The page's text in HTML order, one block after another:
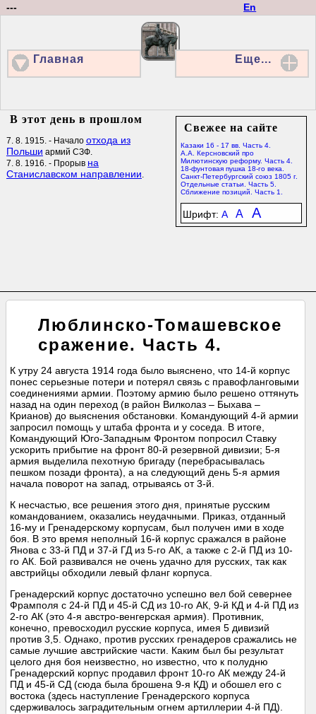
En
---
Главная Еще...
Свежее на сайте
Казаки 16 - 17 вв. Часть 4.
А.А. Керсновский про
Милютинскую реформу. Часть 4.
18-фунтовая пушка 18-го века.
Санкт-Петербургский союз 1805 г.
Отдельные статьи. Часть 5.
Сближение позиций. Часть 1.
Шрифт: A A A
В этот день в прошлом
7. 8. 1915. - Начало отхода из
Польши армий СЗФ.
7. 8. 1916. - Прорыв на
Станиславском направлении.
Люблинско-Томашевское
сражение. Часть 4.
К утру 24 августа 1914 года было выяснено, что 14-й корпус
понес серьезные потери и потерял связь с правофланговыми
соединениями армии. Поэтому армию было решено оттянуть
назад на один переход (в район Вилколаз – Быхава –
Крианов) до выяснения обстановки. Командующий 4-й армии
запросил помощь у штаба фронта и у соседа. В итоге,
Командующий Юго-Западным Фронтом попросил Ставку
ускорить прибытие на фронт 80-й резервной дивизии; 5-я
армия выделила пехотную бригаду (перебрасывалась
пешком позади фронта), а на следующий день 5-я армия
начала поворот на запад, отрываясь от 3-й.
К несчастью, все решения этого дня, принятые русским
командованием, оказались неудачными. Приказ, отданный
16-му и Гренадерскому корпусам, был получен ими в ходе
боя. В это время неполный 16-й корпус сражался в районе
Янова с 33-й ПД и 37-й ГД из 5-го АК, а также с 2-й ПД из 10-
го АК. Бой развивался не очень удачно для русских, так как
австрийцы обходили левый фланг корпуса.
Гренадерский корпус достаточно успешно вел бой севернее
Фрамполя с 24-й ПД и 45-й CД из 10-го АК, 9-й КД и 4-й ПД из
2-го АК (это 4-я австро-венгерская армия). Противник,
конечно, превосходил русские корпуса, имея 5 дивизий
против 3,5. Однако, против русских гренадеров сражались не
самые лучшие австрийские части. Каким был бы результат
целого дня боя неизвестно, но известно, что к полудню
Гренадерский корпус продавил фронт 10-го АК между 24-й
ПД и 45-й СД (сюда была брошена 9-я КД) и обошел его с
востока (здесь наступление Гренадерского корпуса
сдерживалось заградительным огнем артиллерии 4-й ПД).